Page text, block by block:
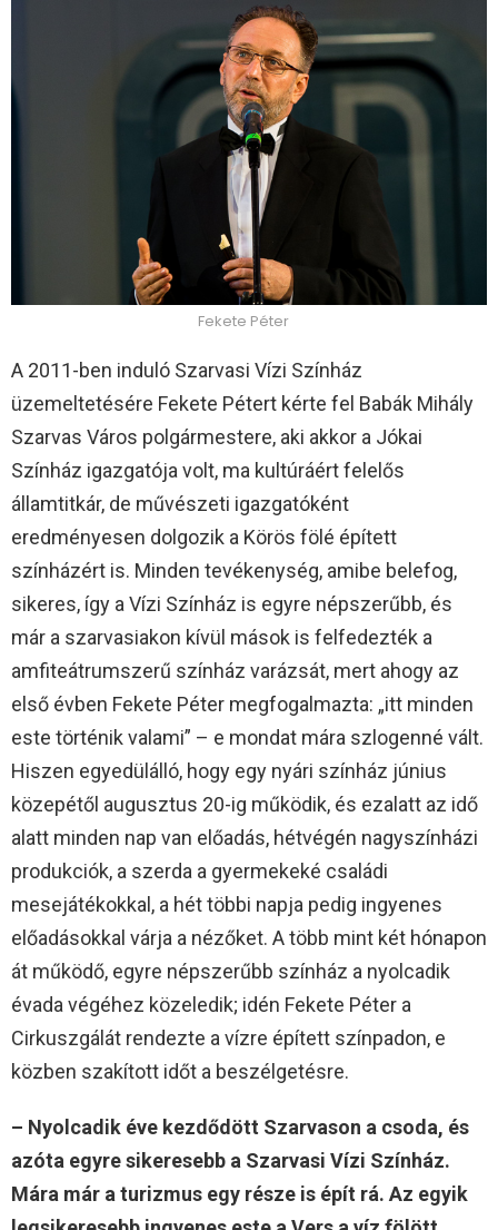
Fekete Péter
A 2011-ben induló Szarvasi Vízi Színház
üzemeltetésére Fekete Pétert kérte fel Babák Mihály
Szarvas Város polgármestere, aki akkor a Jókai
Színház igazgatója volt, ma kultúráért felelős
államtitkár, de művészeti igazgatóként
eredményesen dolgozik a Körös fölé épített
színházért is. Minden tevékenység, amibe belefog,
sikeres, így a Vízi Színház is egyre népszerűbb, és
már a szarvasiakon kívül mások is felfedezték a
amfiteátrumszerű színház varázsát, mert ahogy az
első évben Fekete Péter megfogalmazta: „itt minden
este történik valami” – e mondat mára szlogenné vált.
Hiszen egyedülálló, hogy egy nyári színház június
közepétől augusztus 20-ig működik, és ezalatt az idő
alatt minden nap van előadás, hétvégén nagyszínházi
produkciók, a szerda a gyermekeké családi
mesejátékokkal, a hét többi napja pedig ingyenes
előadásokkal várja a nézőket. A több mint két hónapon
át működő, egyre népszerűbb színház a nyolcadik
évada végéhez közeledik; idén Fekete Péter a
Cirkuszgálát rendezte a vízre épített színpadon, e
közben szakított időt a beszélgetésre.
– Nyolcadik éve kezdődött Szarvason a csoda, és
azóta egyre sikeresebb a Szarvasi Vízi Színház.
Mára már a turizmus egy része is épít rá. Az egyik